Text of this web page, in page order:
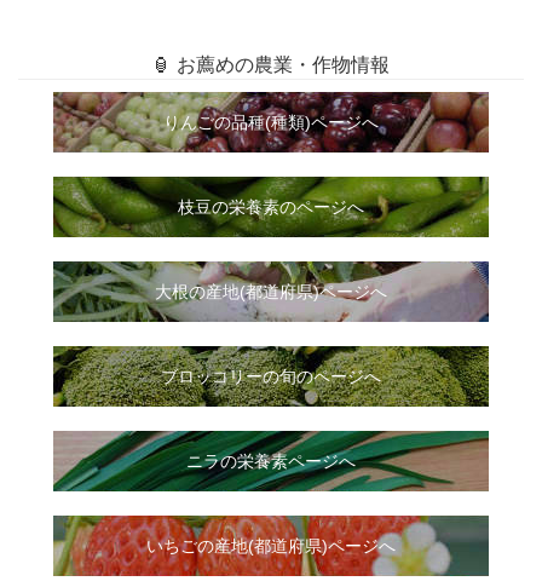
🏮 お薦めの農業・作物情報
りんごの品種(種類)ページへ
枝豆の栄養素のページへ
大根の産地(都道府県)ページへ
ブロッコリーの旬のページへ
ニラの栄養素ページへ
いちごの産地(都道府県)ページへ